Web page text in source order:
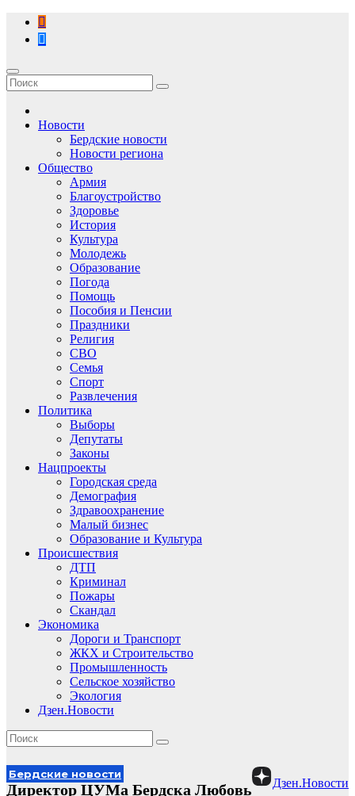
Перейти
содержимому
Новости
Бердские новости
Новости региона
Общество
Армия
Благоустройство
Здоровье
История
Культура
Молодежь
Образование
Погода
Помощь
Пособия и Пенсии
Праздники
Религия
СВО
Семья
Спорт
Развлечения
Политика
Выборы
Депутаты
Законы
Нацпроекты
Городская среда
Демография
Здравоохранение
Малый бизнес
Образование и Культура
Происшествия
ДТП
Криминал
Пожары
Скандал
Экономика
Дороги и Транспорт
ЖКХ и Строительство
Промышленность
Сельское хозяйство
Экология
Дзен.Новости
Дзен.Новости
Бердские новости
Директор ЦУМа Бердска Любовь